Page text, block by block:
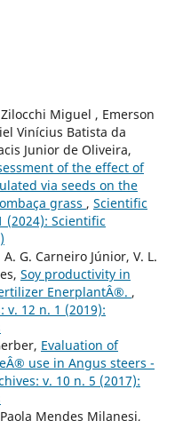
Miguel , Emerson
Vinícius Batista da
Junior de Oliveira,
of the effect of
via seeds on the
grass , Scientific
(2024): Scientific
G. Carneiro Júnior, V. L.
Soy productivity in
EnerplantÂ®. ,
v. 12 n. 1 (2019):
Evaluation of
use in Angus steers -
v. 10 n. 5 (2017):
Mendes Milanesi,